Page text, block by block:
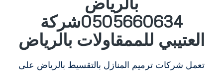
0505660634شركة
العتيبي للممقاولات بالرياض
تعمل شركات ترميم المنازل بالتقسيط بالرياض على